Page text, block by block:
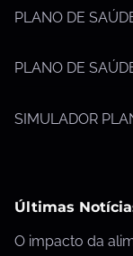
PLANO DE
PLANO DE
SIMULADOR
Últimas
O impacto da